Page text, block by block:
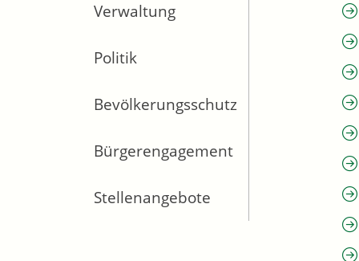
Verwaltung
Politik
Bevölkerungsschutz
Bürgerengagement
Stellenangebote